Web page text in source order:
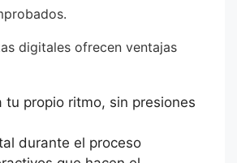
digitales ofrecen ventajas
tu propio ritmo, sin presiones
durante el proceso